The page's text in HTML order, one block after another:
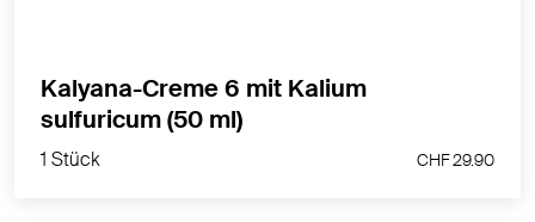
1 Stück
Kalyana-Creme 6 mit Kalium
sulfuricum (50 ml)
1 Stück CHF 29.90